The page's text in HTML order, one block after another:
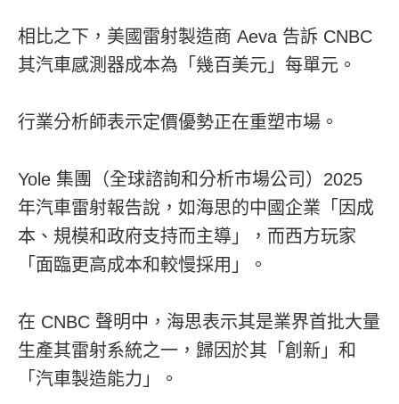
相比之下，美國雷射製造商 Aeva 告訴 CNBC
其汽車感測器成本為「幾百美元」每單元。
行業分析師表示定價優勢正在重塑市場。
Yole 集團（全球諮詢和分析市場公司）2025
年汽車雷射報告說，如海思的中國企業「因成
本、規模和政府支持而主導」，而西方玩家
「面臨更高成本和較慢採用」。
在 CNBC 聲明中，海思表示其是業界首批大量
生產其雷射系統之一，歸因於其「創新」和
「汽車製造能力」。